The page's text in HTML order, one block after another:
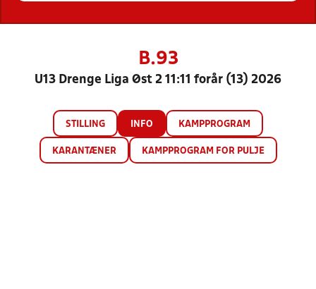
B.93
U13 Drenge Liga Øst 2 11:11 forår (13) 2026
STILLING INFO KAMPPROGRAM
KARANTÆNER KAMPPROGRAM FOR PULJE